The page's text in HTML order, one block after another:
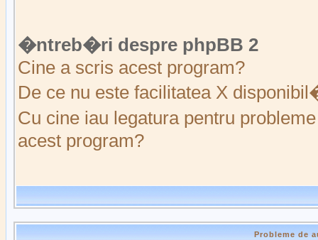
�ntreb�ri despre phpBB 2
Cine a scris acest program?
De ce nu este facilitatea X
Cu cine iau legatura pentru
acest program?
Probleme de